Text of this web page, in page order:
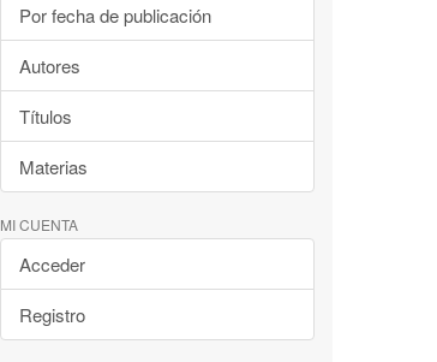
Por fecha de publicación
Autores
Títulos
Materias
MI CUENTA
Acceder
Registro